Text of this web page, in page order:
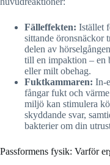
Fälleffekten: Istället
sittande öronsnäckor
delen av
till en impaktion – en
eller milt obehag.
Fuktkammaren: In-
fångar fukt och
miljö kan stimulera
skyddande svar,
bakterier om din
Passformens fysik: Varför